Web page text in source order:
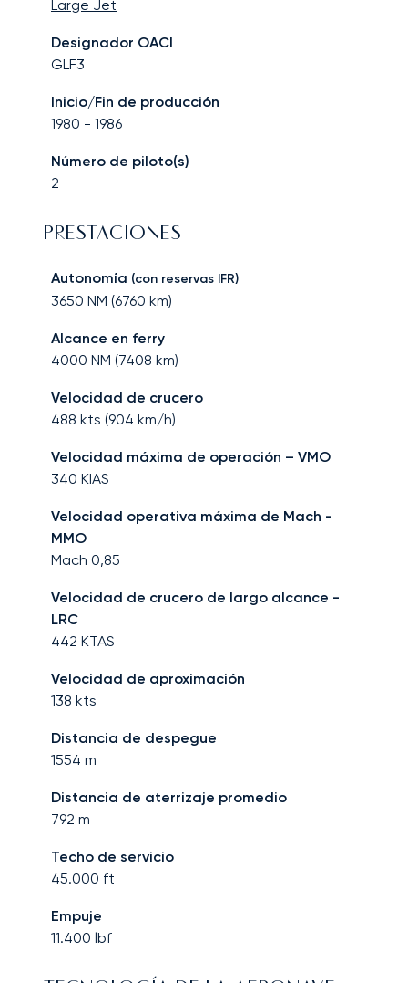
Large Jet
Designador OACI
GLF3
Inicio/Fin de producción
1980 - 1986
Número de piloto(s)
2
PRESTACIONES
Autonomía (con reservas IFR)
3650 NM (6760 km)
Alcance en ferry
4000 NM (7408 km)
Velocidad de crucero
488 kts (904 km/h)
Velocidad máxima de operación – VMO
340 KIAS
Velocidad operativa máxima de Mach -
MMO
Mach 0,85
Velocidad de crucero de largo alcance -
LRC
442 KTAS
Velocidad de aproximación
138 kts
Distancia de despegue
1554 m
Distancia de aterrizaje promedio
792 m
Techo de servicio
45.000 ft
Empuje
11.400 lbf